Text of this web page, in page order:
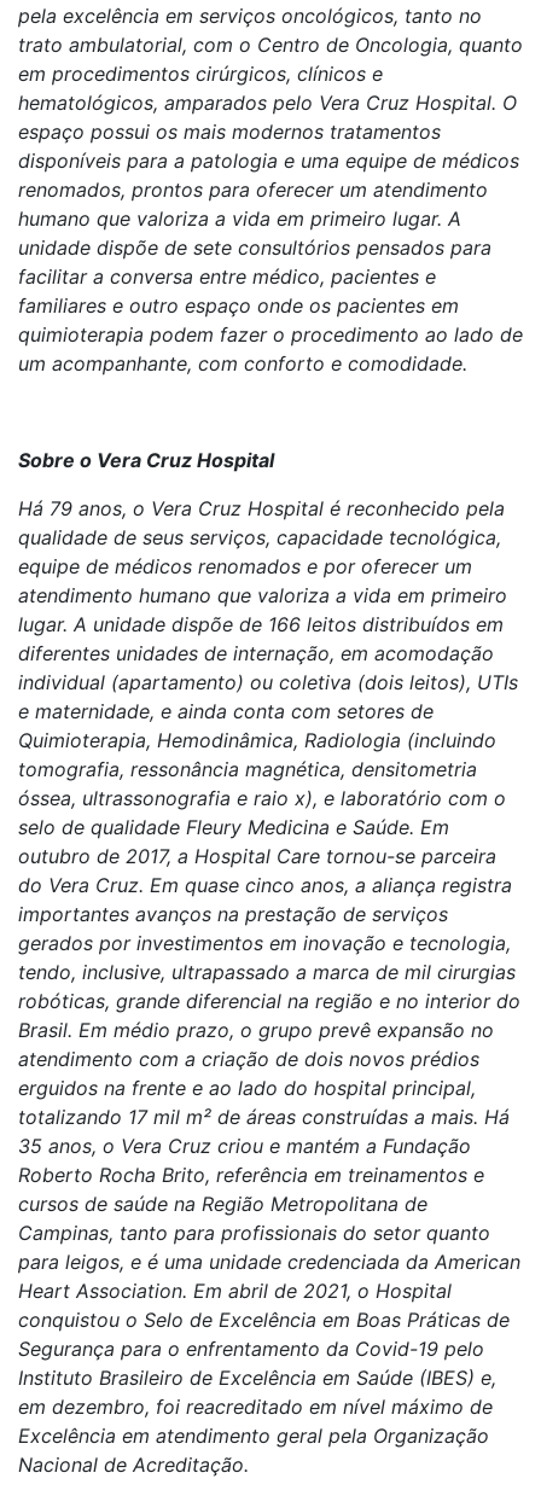
pela excelência em serviços oncológicos, tanto no
trato ambulatorial, com o Centro de Oncologia, quanto
em procedimentos cirúrgicos, clínicos e
hematológicos, amparados pelo Vera Cruz Hospital. O
espaço possui os mais modernos tratamentos
disponíveis para a patologia e uma equipe de médicos
renomados, prontos para oferecer um atendimento
humano que valoriza a vida em primeiro lugar. A
unidade dispõe de sete consultórios pensados para
facilitar a conversa entre médico, pacientes e
familiares e outro espaço onde os pacientes em
quimioterapia podem fazer o procedimento ao lado de
um acompanhante, com conforto e comodidade.
Sobre o Vera Cruz Hospital
Há 79 anos, o Vera Cruz Hospital é reconhecido pela
qualidade de seus serviços, capacidade tecnológica,
equipe de médicos renomados e por oferecer um
atendimento humano que valoriza a vida em primeiro
lugar. A unidade dispõe de 166 leitos distribuídos em
diferentes unidades de internação, em acomodação
individual (apartamento) ou coletiva (dois leitos), UTIs
e maternidade, e ainda conta com setores de
Quimioterapia, Hemodinâmica, Radiologia (incluindo
tomografia, ressonância magnética, densitometria
óssea, ultrassonografia e raio x), e laboratório com o
selo de qualidade Fleury Medicina e Saúde. Em
outubro de 2017, a Hospital Care tornou-se parceira
do Vera Cruz. Em quase cinco anos, a aliança registra
importantes avanços na prestação de serviços
gerados por investimentos em inovação e tecnologia,
tendo, inclusive, ultrapassado a marca de mil cirurgias
robóticas, grande diferencial na região e no interior do
Brasil. Em médio prazo, o grupo prevê expansão no
atendimento com a criação de dois novos prédios
erguidos na frente e ao lado do hospital principal,
totalizando 17 mil m² de áreas construídas a mais. Há
35 anos, o Vera Cruz criou e mantém a Fundação
Roberto Rocha Brito, referência em treinamentos e
cursos de saúde na Região Metropolitana de
Campinas, tanto para profissionais do setor quanto
para leigos, e é uma unidade credenciada da American
Heart Association. Em abril de 2021, o Hospital
conquistou o Selo de Excelência em Boas Práticas de
Segurança para o enfrentamento da Covid-19 pelo
Instituto Brasileiro de Excelência em Saúde (IBES) e,
em dezembro, foi reacreditado em nível máximo de
Excelência em atendimento geral pela Organização
Nacional de Acreditação.